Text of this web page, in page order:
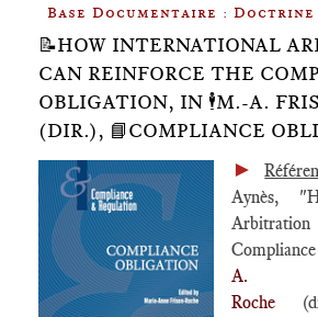
Base Documentaire : Doctrine
📝HOW INTERNATIONAL
CAN REINFORCE THE
OBLIGATION, IN 🕴️M.-A.
(DIR.), 📘COMPLIANCE
►
Aynès,
A.
Roche